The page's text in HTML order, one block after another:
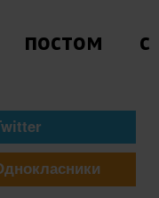
постом с